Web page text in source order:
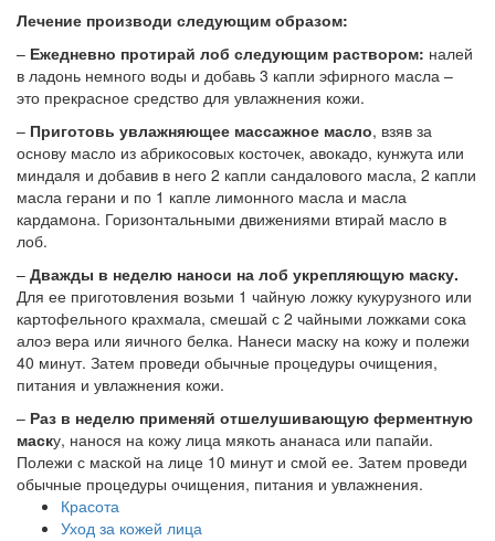
Лечение производи следующим образом:
– Ежедневно протирай лоб следующим раствором: налей
в ладонь немного воды и добавь 3 капли эфирного масла –
это прекрасное средство для увлажнения кожи.
– Приготовь увлажняющее массажное масло, взяв за
основу масло из абрикосовых косточек, авокадо, кунжута или
миндаля и добавив в него 2 капли сандалового масла, 2 капли
масла герани и по 1 капле лимонного масла и масла
кардамона. Горизонтальными движениями втирай масло в
лоб.
– Дважды в неделю наноси на лоб укрепляющую маску.
Для ее приготовления возьми 1 чайную ложку кукурузного или
картофельного крахмала, смешай с 2 чайными ложками сока
алоэ вера или яичного белка. Нанеси маску на кожу и полежи
40 минут. Затем проведи обычные процедуры очищения,
питания и увлажнения кожи.
– Раз в неделю применяй отшелушивающую ферментную
маску, нанося на кожу лица мякоть ананаса или папайи.
Полежи с маской на лице 10 минут и смой ее. Затем проведи
обычные процедуры очищения, питания и увлажнения.
Красота
Уход за кожей лица